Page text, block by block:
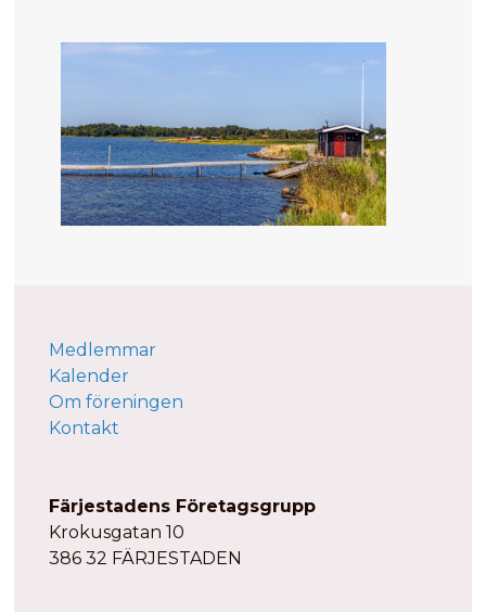
Medlemmar
Kalender
Om föreningen
Kontakt
Färjestadens Företagsgrupp
Krokusgatan 10
386 32 FÄRJESTADEN